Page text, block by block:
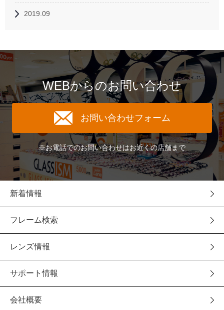
2019.09
WEBからのお問い合わせ
お問い合わせフォーム
※お電話でのお問い合わせはお近くの店舗まで
新着情報
フレーム検索
レンズ情報
サポート情報
会社概要